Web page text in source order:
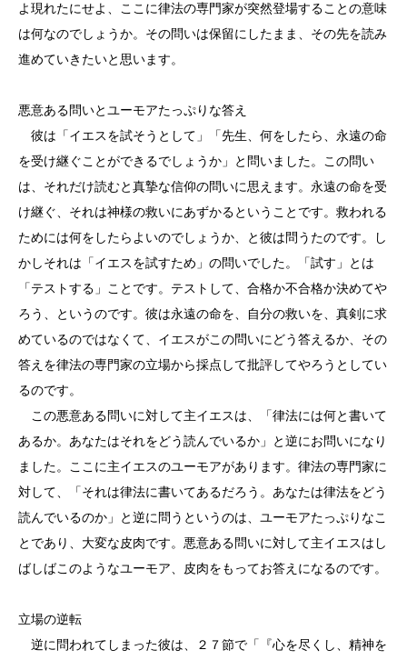
よ現れたにせよ、ここに律法の専門家が突然登場することの意味
は何なのでしょうか。その問いは保留にしたまま、その先を読み
進めていきたいと思います。
悪意ある問いとユーモアたっぷりな答え
彼は「イエスを試そうとして」「先生、何をしたら、永遠の命
を受け継ぐことができるでしょうか」と問いました。この問い
は、それだけ読むと真摯な信仰の問いに思えます。永遠の命を受
け継ぐ、それは神様の救いにあずかるということです。救われる
ためには何をしたらよいのでしょうか、と彼は問うたのです。し
かしそれは「イエスを試すため」の問いでした。「試す」とは
「テストする」ことです。テストして、合格か不合格か決めてや
ろう、というのです。彼は永遠の命を、自分の救いを、真剣に求
めているのではなくて、イエスがこの問いにどう答えるか、その
答えを律法の専門家の立場から採点して批評してやろうとしてい
るのです。
この悪意ある問いに対して主イエスは、「律法には何と書いて
あるか。あなたはそれをどう読んでいるか」と逆にお問いになり
ました。ここに主イエスのユーモアがあります。律法の専門家に
対して、「それは律法に書いてあるだろう。あなたは律法をどう
読んでいるのか」と逆に問うというのは、ユーモアたっぷりなこ
とであり、大変な皮肉です。悪意ある問いに対して主イエスはし
ばしばこのようなユーモア、皮肉をもってお答えになるのです。
立場の逆転
逆に問われてしまった彼は、２７節で「『心を尽くし、精神を